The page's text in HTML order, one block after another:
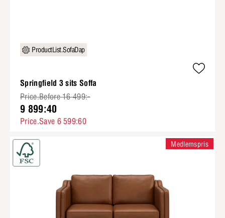
ProductList.SofaDap
Springfield 3 sits Soffa
Price.Before 16 499:-
9 899:40
Price.Save 6 599:60
Medlemspris